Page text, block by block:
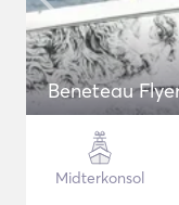
Beneteau
Midterkonsol